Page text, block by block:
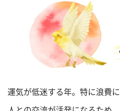
運気が低迷する年。特に浪費に